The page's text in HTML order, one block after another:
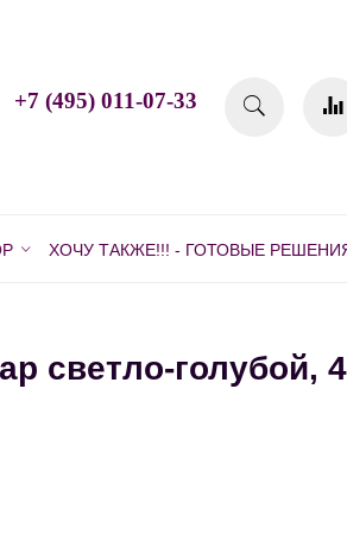
+7 (495) 011-07-33
ХОЧУ ТАКЖЕ!!! - ГОТОВЫЕ
светло-голубой,